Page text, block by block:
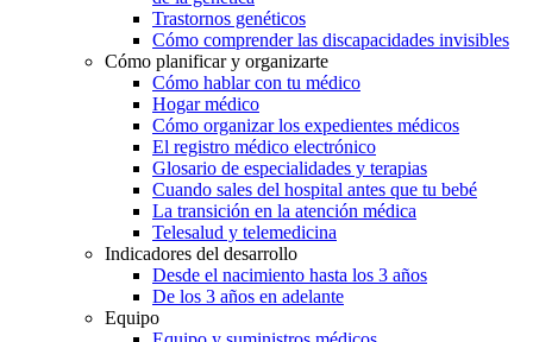
Trastornos genéticos
Cómo comprender las discapacidades invisibles
Cómo planificar y organizarte
Cómo hablar con tu médico
Hogar médico
Cómo organizar los expedientes médicos
El registro médico electrónico
Glosario de especialidades y terapias
Cuando sales del hospital antes que tu bebé
La transición en la atención médica
Telesalud y telemedicina
Indicadores del desarrollo
Desde el nacimiento hasta los 3 años
De los 3 años en adelante
Equipo